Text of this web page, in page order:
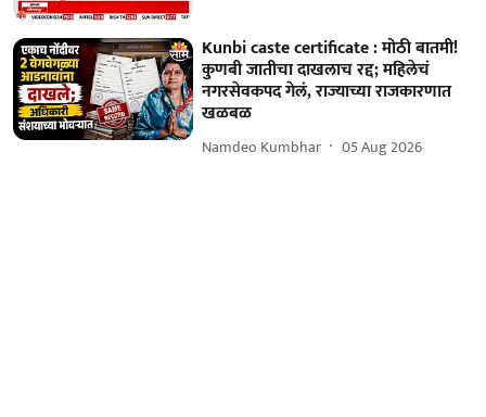
Kunbi caste certificate : मोठी बातमी!
कुणबी जातीचा दाखलाच रद्द; महिलेचं
नगरसेवकपद गेलं, राज्याच्या राजकारणात
खळबळ
Namdeo Kumbhar 05 Aug 2026